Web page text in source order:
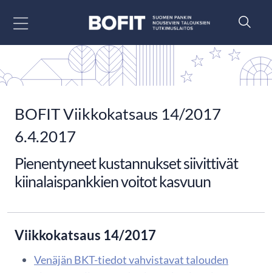
BOFIT Viikkokatsaus 14/2017
6.4.2017
Pienentyneet kustannukset siivittivät
kiinalaispankkien voitot kasvuun
Viikkokatsaus 14/2017
Venäjän BKT-tiedot vahvistavat talouden